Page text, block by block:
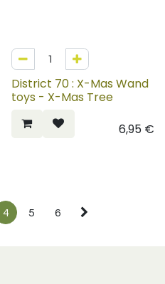
District 70 : X-Mas Wand
toys - X-Mas Tree
6,95€
4 5 6